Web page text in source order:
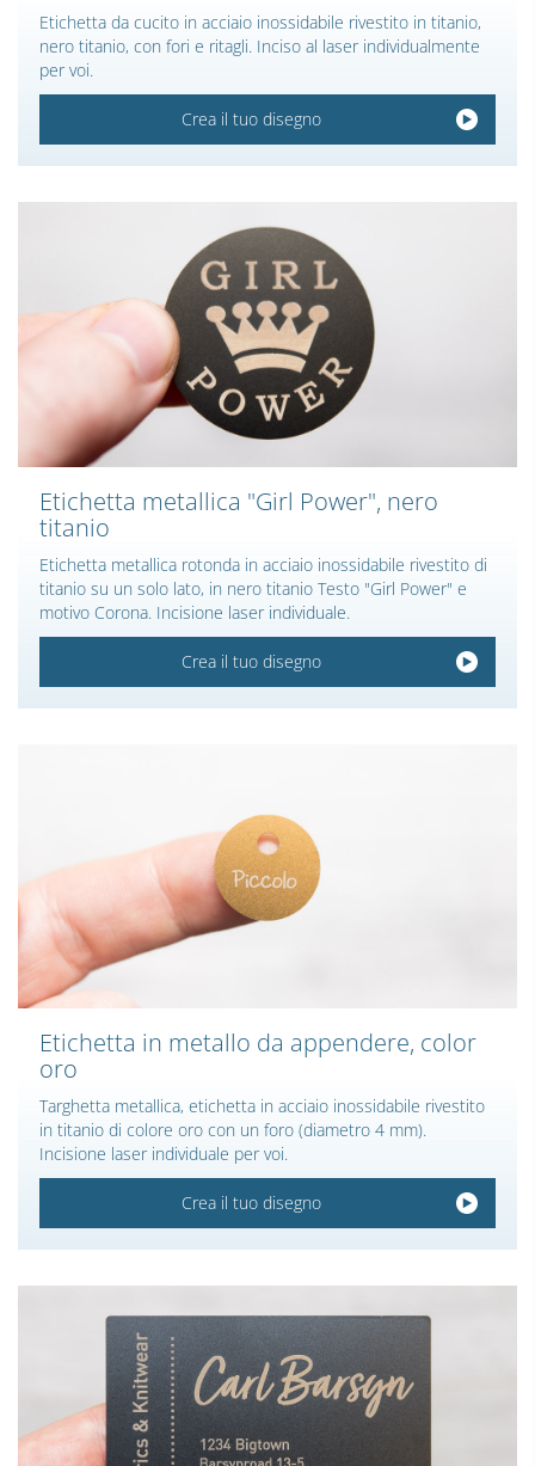
Etichetta da cucito in acciaio inossidabile rivestito in titanio,
nero titanio, con fori e ritagli. Inciso al laser individualmente
per voi.
Crea il tuo disegno
Etichetta metallica "Girl Power", nero
titanio
Etichetta metallica rotonda in acciaio inossidabile rivestito di
titanio su un solo lato, in nero titanio Testo "Girl Power" e
motivo Corona. Incisione laser individuale.
Crea il tuo disegno
Etichetta in metallo da appendere, color
oro
Targhetta metallica, etichetta in acciaio inossidabile rivestito
in titanio di colore oro con un foro (diametro 4 mm).
Incisione laser individuale per voi.
Crea il tuo disegno